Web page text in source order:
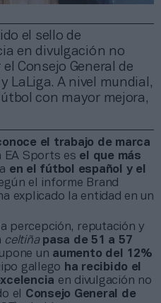
el sello de
en divulgación no
Consejo General de
LaLiga. A nivel mundial,
con mayor mejora,
el trabajo de marca
EA Sports es el que más
en el fútbol español
y el
el informe Brand
explicado la entidad en un
percepción, reputación y
celtiña pasa de 51 a 57
un aumento del 12%
gallego ha recibido el
en divulgación no
el Consejo General de